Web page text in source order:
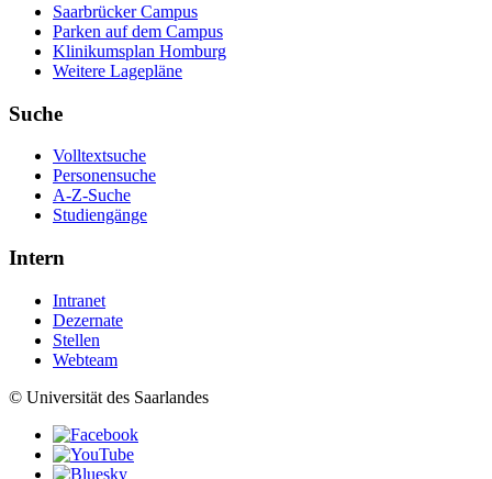
Saarbrücker Campus
Parken auf dem Campus
Klinikumsplan Homburg
Weitere Lagepläne
Suche
Volltextsuche
Personensuche
A-Z-Suche
Studiengänge
Intern
Intranet
Dezernate
Stellen
Webteam
© Universität des Saarlandes